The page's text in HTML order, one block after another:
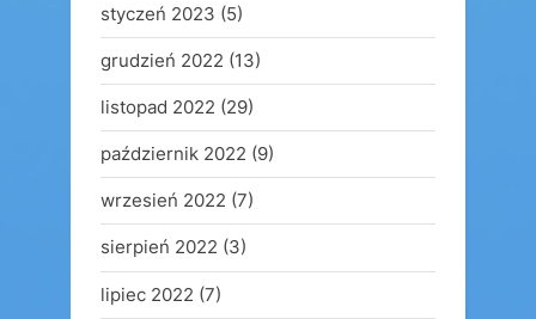
styczeń 2023 (5)
grudzień 2022 (13)
listopad 2022 (29)
październik 2022 (9)
wrzesień 2022 (7)
sierpień 2022 (3)
lipiec 2022 (7)